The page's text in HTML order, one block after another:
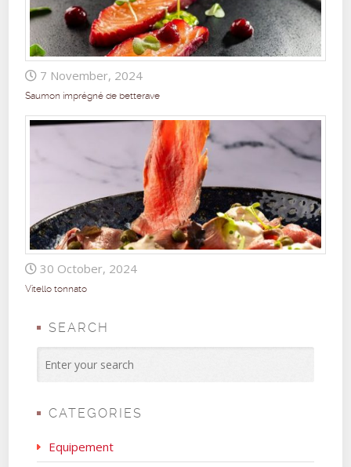
7 November, 2024
Saumon imprégné de betterave
30 October, 2024
Vitello tonnato
SEARCH
CATEGORIES
Equipement